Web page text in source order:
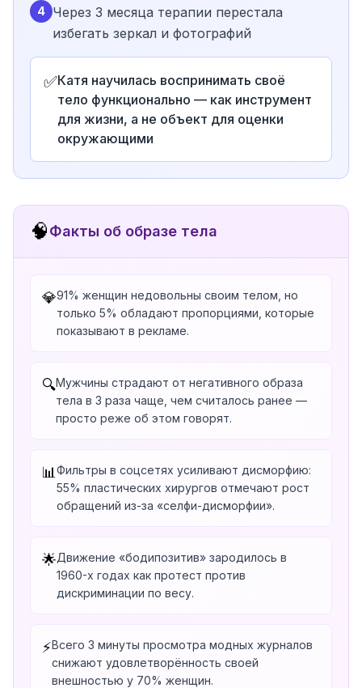
4 Через 3 месяца терапии перестала
избегать зеркал и фотографий
✅Катя научилась воспринимать своё
тело функционально — как инструмент
для жизни, а не объект для оценки
окружающими
🧠Факты об образе тела
💎91% женщин недовольны своим телом, но
только 5% обладают пропорциями, которые
показывают в рекламе.
🔍Мужчины страдают от негативного образа
тела в 3 раза чаще, чем считалось ранее —
просто реже об этом говорят.
📊 Фильтры в соцсетях усиливают дисморфию:
55% пластических хирургов отмечают рост
обращений из-за «селфи-дисморфии».
🌟Движение «бодипозитив» зародилось в
1960-х годах как протест против
дискриминации по весу.
⚡Всего 3 минуты просмотра модных журналов
снижают удовлетворённость своей
внешностью у 70% женщин.